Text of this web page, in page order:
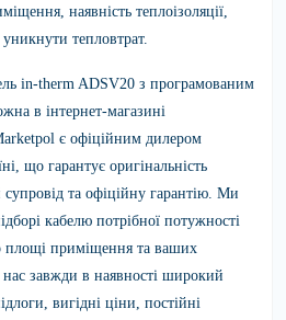
наявність теплоізоляції,
тепловтрат.
in-therm ADSV20 з програмованим
в інтернет-магазині
є офіційним дилером
що гарантує оригінальність
та офіційну гарантію. Ми
кабелю потрібної потужності
площі приміщення та ваших
завжди в наявності широкий
вигідні ціни, постійні